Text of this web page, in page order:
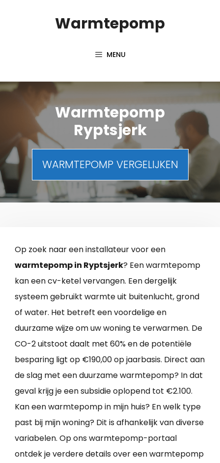
Warmtepomp
MENU
Warmtepomp
Ryptsjerk
WARMTEPOMP VERGELIJKEN
Op zoek naar een installateur voor een
warmtepomp in Ryptsjerk? Een warmtepomp
kan een cv-ketel vervangen. Een dergelijk
systeem gebruikt warmte uit buitenlucht, grond
of water. Het betreft een voordelige en
duurzame wijze om uw woning te verwarmen. De
CO-2 uitstoot daalt met 60% en de potentiële
besparing ligt op €190,00 op jaarbasis. Direct aan
de slag met een duurzame warmtepomp? In dat
geval krijg je een subsidie oplopend tot €2.100.
Kan een warmtepomp in mijn huis? En welk type
past bij mijn woning? Dit is afhankelijk van diverse
variabelen. Op ons warmtepomp-portaal
ontdek je verdere details over een warmtepomp